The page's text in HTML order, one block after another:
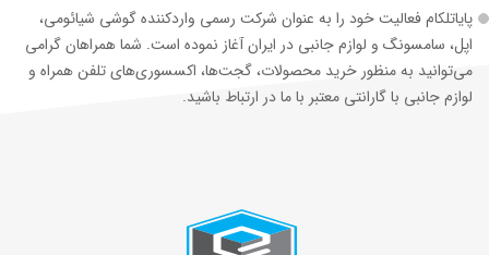
پایاتلکام فعالیت خود را به عنوان شرکت رسمی وارد‌کننده گوشی شیائومی،
اپل، سامسونگ و لوازم جانبی در ایران آغاز نموده است. شما همراهان گرامی
می‌توانید به منظور خرید محصولات، گجت‌ها، اکسسوری‌های تلفن همراه و
لوازم جانبی با گارانتی معتبر با ما در ارتباط باشید.